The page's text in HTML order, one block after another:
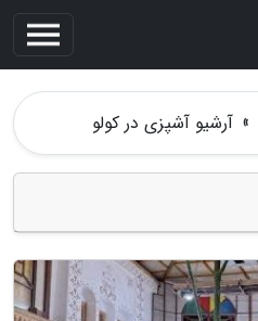
» آرشیو آشپزی در کولو